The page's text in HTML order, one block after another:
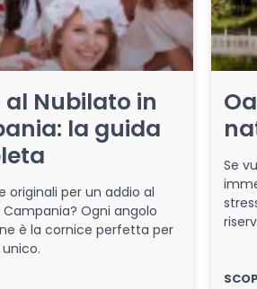
Nubilato in
la guida
originali per un addio al
Ogni angolo
è la cornice perfetta per
Se